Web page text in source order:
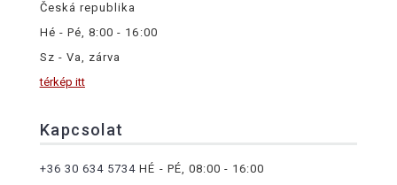
Česká republika
Hé - Pé, 8:00 - 16:00
Sz - Va, zárva
térkép itt
Kapcsolat
+36 30 634 5734 HÉ - PÉ, 08:00 - 16:00